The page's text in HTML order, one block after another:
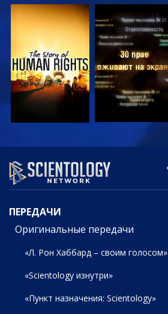
СМОТРЕТЬ СМОТРЕТЬ
СМОТРЕТЬ СМОТРЕТЬ
ПЕРЕДАЧИ
Оригинальные передачи
«Л. Рон Хаббард – своим голосом»
«Scientology изнутри»
«Пункт назначения: Scientology»